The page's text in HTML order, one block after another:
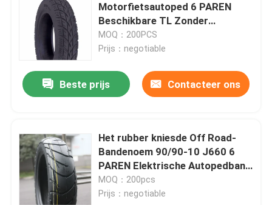
Motorfietsautoped 6 PAREN
Beschikbare TL Zonder
binnenband
MOQ：200PCS
Prijs：negotiable
Beste prijs Contacteer ons
Het rubber kniesde Off Road-
Bandenoem 90/90-10 J660 6
PAREN Elektrische Autopedband
vervangen
MOQ：200pcs
Prijs：negotiable